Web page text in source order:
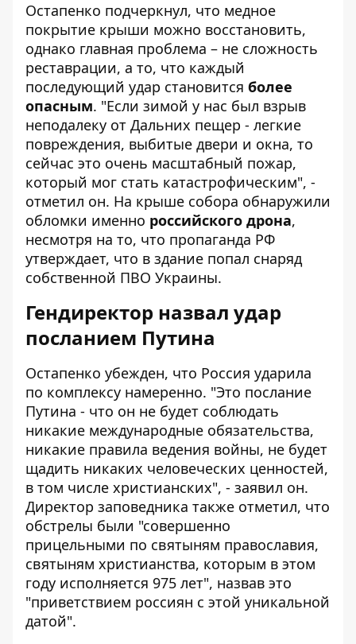
Остапенко подчеркнул, что медное
покрытие крыши можно восстановить,
однако главная проблема – не сложность
реставрации, а то, что каждый
последующий удар становится более
опасным. "Если зимой у нас был взрыв
неподалеку от Дальних пещер - легкие
повреждения, выбитые двери и окна, то
сейчас это очень масштабный пожар,
который мог стать катастрофическим", -
отметил он. На крыше собора обнаружили
обломки именно российского дрона,
несмотря на то, что пропаганда РФ
утверждает, что в здание попал снаряд
собственной ПВО Украины.
Гендиректор назвал удар
посланием Путина
Остапенко убежден, что Россия ударила
по комплексу намеренно. "Это послание
Путина - что он не будет соблюдать
никакие международные обязательства,
никакие правила ведения войны, не будет
щадить никаких человеческих ценностей,
в том числе христианских", - заявил он.
Директор заповедника также отметил, что
обстрелы были "совершенно
прицельными по святыням православия,
святыням христианства, которым в этом
году исполняется 975 лет", назвав это
"приветствием россиян с этой уникальной
датой".